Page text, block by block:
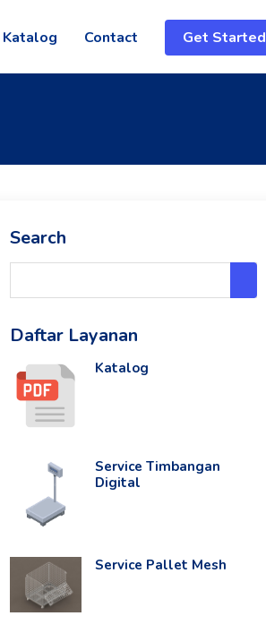
Katalog Contact Get Started
Search
Daftar Layanan
Katalog
Service Timbangan
Digital
Service Pallet Mesh